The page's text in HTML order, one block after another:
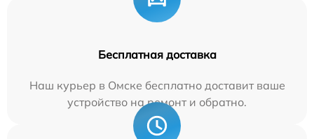
Бесплатная доставка
Наш курьер в Омске бесплатно доставит ваше
устройство на ремонт и обратно.